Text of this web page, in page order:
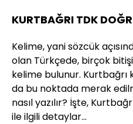
KURTBAĞRI TDK
Kelime, yani sözcük
olan Türkçede, birçok
kelime bulunur. Kurtbağrı
da bu noktada merak
nasıl yazılır? İşte,
ile ilgili detaylar…